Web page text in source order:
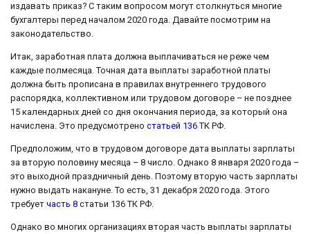
издавать приказ? С таким вопросом могут столкнуться многие
бухгалтеры перед началом 2020 года. Давайте посмотрим на
законодательство.
Итак, заработная плата должна выплачиваться не реже чем
каждые полмесяца. Точная дата выплаты заработной платы
должна быть прописана в правилах внутреннего трудового
распорядка, коллективном или трудовом договоре – не позднее
15 календарных дней со дня окончания периода, за который она
начислена. Это предусмотрено статьей 136 ТК РФ.
Предположим, что в трудовом договоре дата выплаты зарплаты
за вторую половину месяца – 8 число. Однако 8 января 2020 года –
это выходной праздничный день. Поэтому вторую часть зарплаты
нужно выдать накануне. То есть, 31 декабря 2020 года. Этого
требует часть 8 статьи 136 ТК РФ.
Однако во многих организациях вторая часть выплаты зарплаты